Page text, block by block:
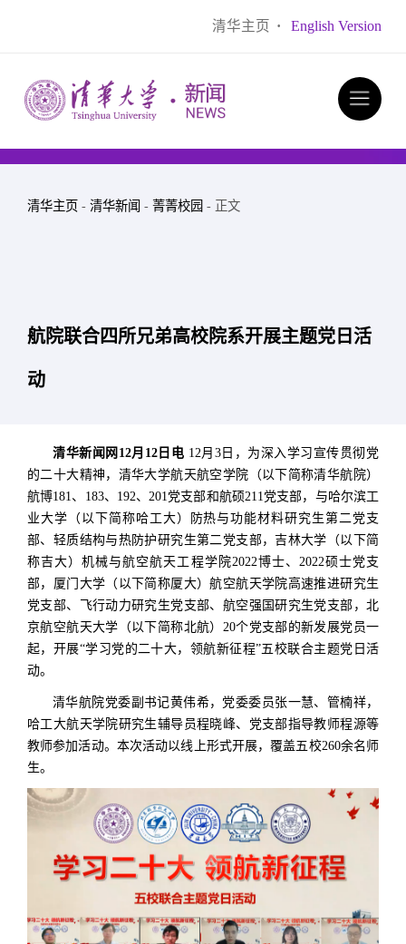
清华主页 · English Version
清华主页 - 清华新闻 - 菁菁校园 - 正文
航院联合四所兄弟高校院系开展主题党日活
动
清华新闻网12月12日电 12月3日，为深入学习宣传贯彻党
的二十大精神，清华大学航天航空学院（以下简称清华航院）
航博181、183、192、201党支部和航硕211党支部，与哈尔滨工
业大学（以下简称哈工大）防热与功能材料研究生第二党支
部、轻质结构与热防护研究生第二党支部，吉林大学（以下简
称吉大）机械与航空航天工程学院2022博士、2022硕士党支
部，厦门大学（以下简称厦大）航空航天学院高速推进研究生
党支部、飞行动力研究生党支部、航空强国研究生党支部，北
京航空航天大学（以下简称北航）20个党支部的新发展党员一
起，开展“学习党的二十大，领航新征程”五校联合主题党日活
动。
清华航院党委副书记黄伟希，党委委员张一慧、管楠祥，
哈工大航天学院研究生辅导员程晓峰、党支部指导教师程源等
教师参加活动。本次活动以线上形式开展，覆盖五校260余名师
生。